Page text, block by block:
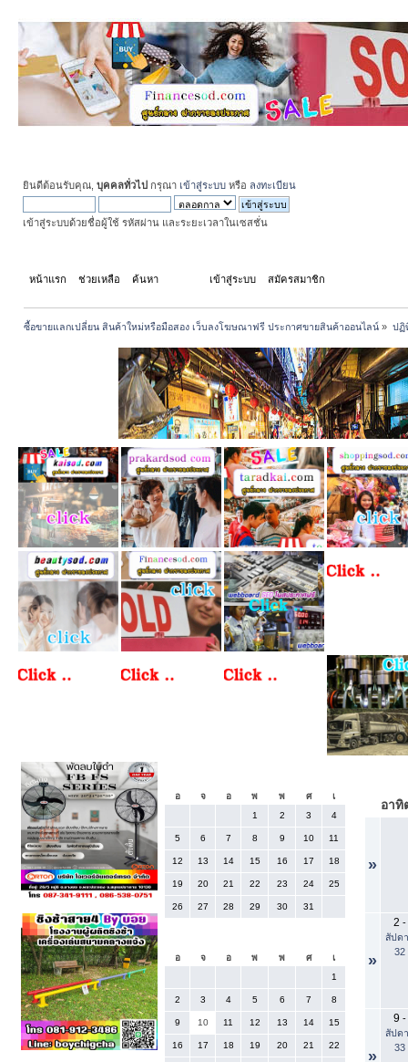
ยินดีต้อนรับคุณ, บุคคลทั่วไป กรุณา เข้าสู่ระบบ หรือ ลงทะเบียน
เข้าสู่ระบบด้วยชื่อผู้ใช้ รหัสผ่าน และระยะเวลาในเซสชั่น
หน้าแรก ช่วยเหลือ ค้นหา เข้าสู่ระบบ สมัครสมาชิก
ซื้อขายแลกเปลี่ยน สินค้าใหม่หรือมือสอง เว็บลงโฆษณาฟรี ประกาศขายสินค้าออนไลน์ » ปฏิ
อ จ อ พ พ ศ
เ
1
2 3 4
5 6 7 8 9 10 11
12 13 14 15 16 17 18
19 20 21 22 23 24 25
26 27 28 29 30 31
อ จ อ พ พ ศ
เ
1
2 3 4 5 6 7 8
9 10 11 12 13 14 15
16 17 18 19 20 21 22
อาทิ
»
»
2 -
สัปด
32
»
9 -
สัปด
33